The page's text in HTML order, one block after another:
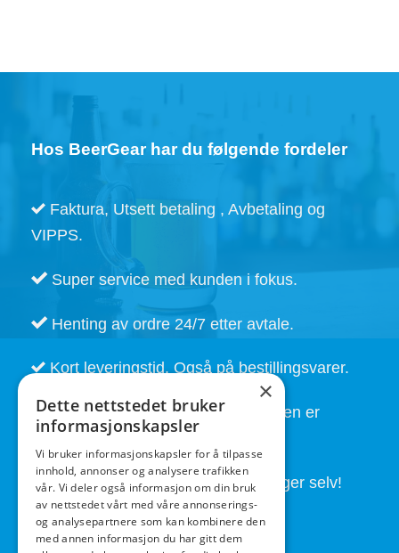
Hos BeerGear har du følgende fordeler
Faktura, Utsett betaling , Avbetaling og
VIPPS.
Super service med kunden i fokus.
Henting av ordre 24/7 etter avtale.
Kort leveringstid. Også på bestillingsvarer.
God service også etter at handelen er
fullført.
Butikken drives av folk som brygger selv!
×
Dette nettstedet bruker
informasjonskapsler
Vi bruker informasjonskapsler for å tilpasse
innhold, annonser og analysere trafikken
vår. Vi deler også informasjon om din bruk
av nettstedet vårt med våre annonserings-
og analysepartnere som kan kombinere den
med annen informasjon du har gitt dem